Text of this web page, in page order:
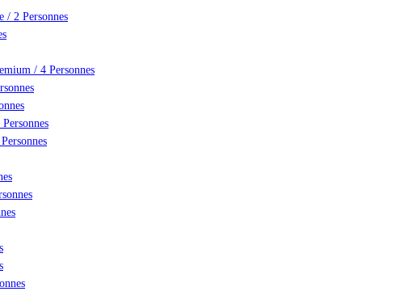
/ 2 Personnes
/ 4 Personnes